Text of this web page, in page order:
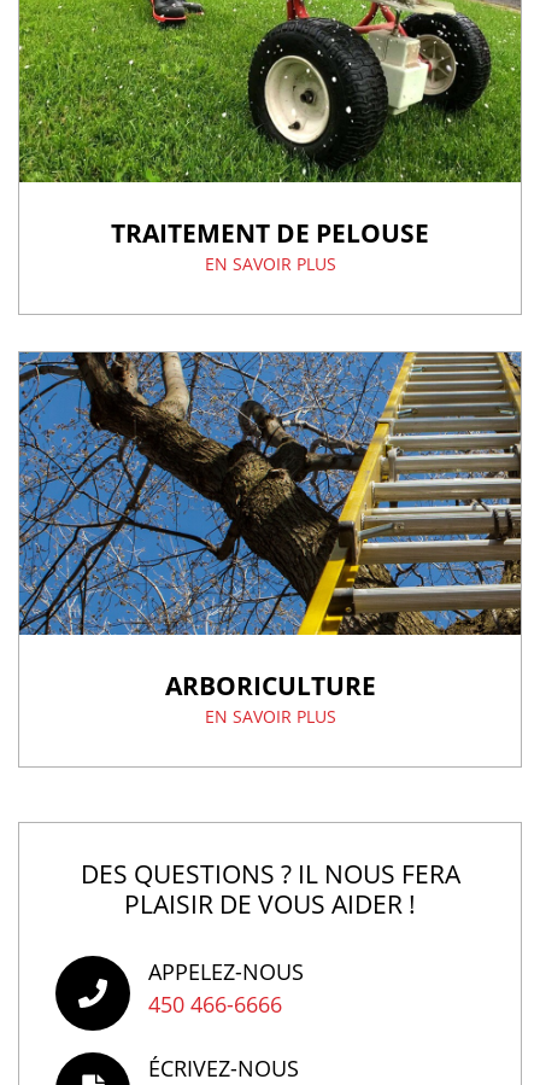
TRAITEMENT DE PELOUSE
EN SAVOIR PLUS
ARBORICULTURE
EN SAVOIR PLUS
DES QUESTIONS ? IL NOUS FERA
PLAISIR DE VOUS AIDER !
APPELEZ-NOUS
450 466-6666
ÉCRIVEZ-NOUS